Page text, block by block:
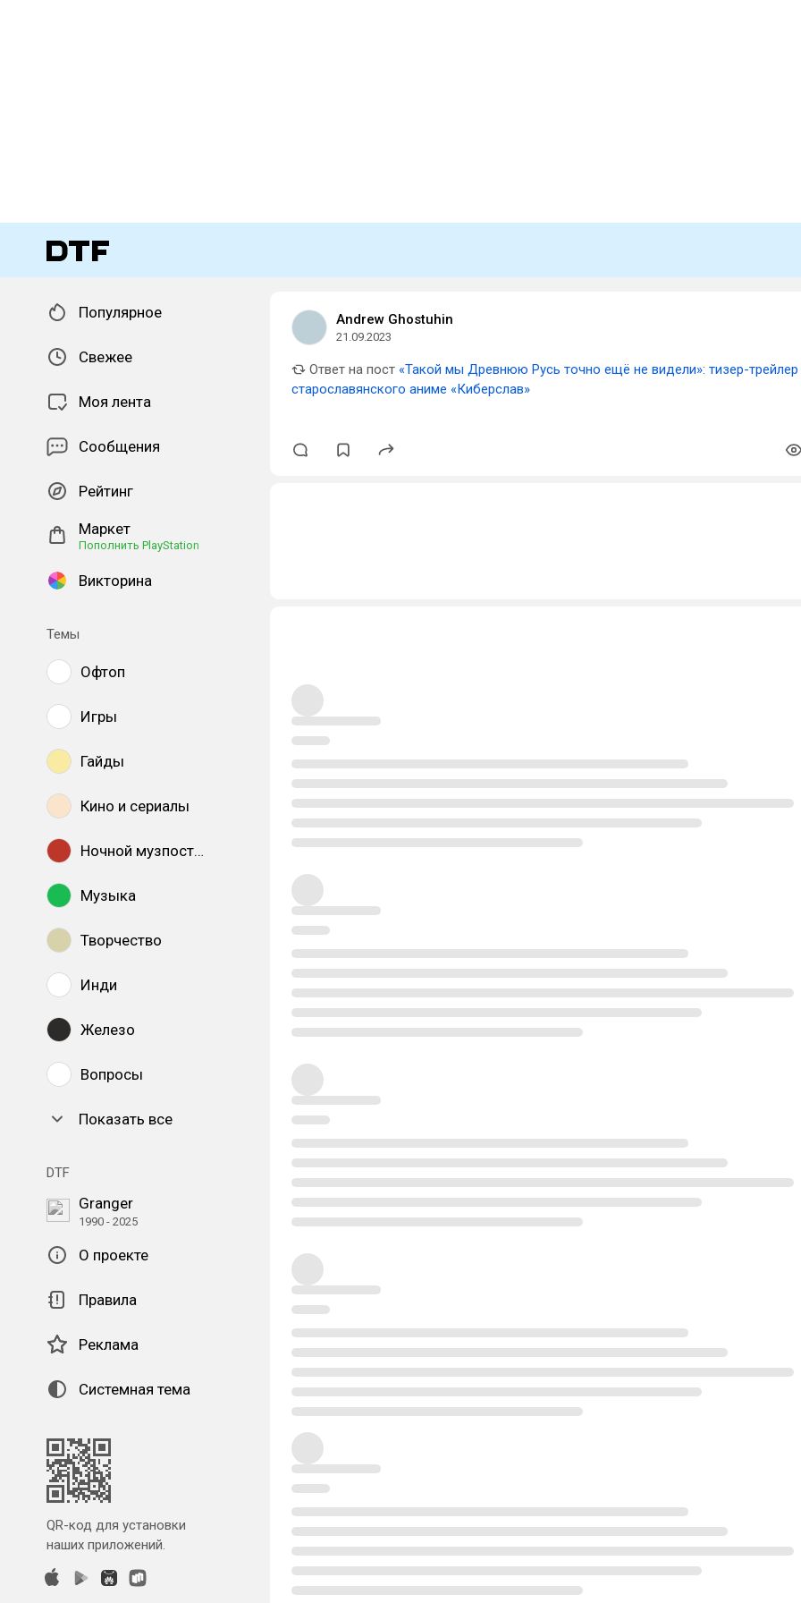
Популярное
Свежее
Моя лента
Сообщения
Рейтинг
Маркет
Пополнить PlayStation
Викторина
Темы
Офтоп
Игры
Гайды
Кино и сериалы
Ночной музпостинг
Музыка
Творчество
Инди
Железо
Вопросы
Показать все
DTF
Granger
1990 - 2025
О проекте
Правила
Реклама
Системная тема
QR-код для установки
наших приложений.
Andrew Ghostuhin
21.09.2023
Ответ на пост «Такой мы Древнюю Русь точно ещё не видели»: тизер-трейлер
старославянского аниме «Киберслав»